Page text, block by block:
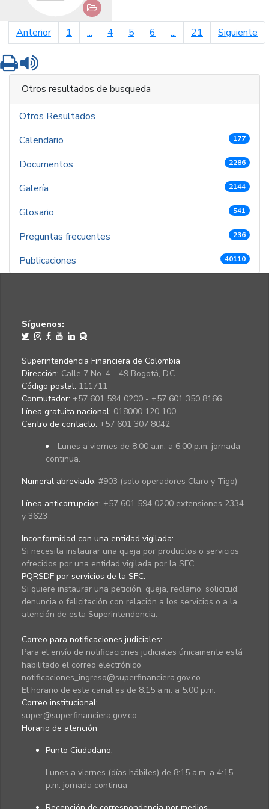
Anteriorpágina anterior
1 ... 4 5 6 ... 21 Siguiente
Imprimir
Otros resultados de busqueda
Otros Resultados
Calendario
177
Documentos 2286
Galería 2144
Glosario 541
Preguntas frecuentes 236
Publicaciones 40110
Síguenos:
Superintendencia Financiera de Colombia
Dirección: Calle 7 No. 4 - 49 Bogotá, D.C.
Código postal: 111711
Conmutador: +57 601 594 0200 - +57 601 350 8166
Línea gratuita nacional: 018000 120 100
Centro de contacto: +57 601 307 8042
Lunes a viernes de 8:00 a.m. a 6:00 p.m. jornada
continua.
Numeral abreviado: #903 (solo operadores Claro y Tigo)
Línea anticorrupción: +57 601 594 0200 extensiones 2334
y 3623
Inconformidad con una entidad vigilada:
Si necesita instaurar una queja por productos o servicios
ofrecidos por una entidad vigilada por la SFC.
PQRSDF por servicios de la SFC:
Si quiere instaurar una petición, queja, reclamo, solicitud,
denuncia o felicitación con relación a los servicios o a la
atención de esta Superintendencia.
Correo para notificaciones judiciales:
Para el envío de notificaciones judiciales únicamente está
habilitado el correo electrónico
notificaciones_ingreso@superfinanciera.gov.co
El horario de este canal es de 8:15 a.m. a 5:00 p.m.
Correo institucional:
super@superfinanciera.gov.co
Horario de atención
Punto Ciudadano:
Lunes a viernes (días hábiles) de 8:15 a.m. a 4:15
p.m. jornada continua